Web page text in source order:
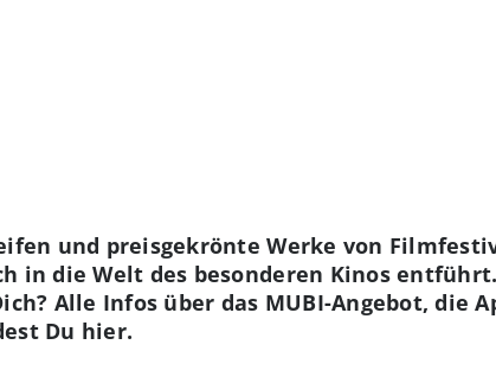
und preisgekrönte Werke von
in die Welt des besonderen Kinos entführt.
Alle Infos über das MUBI-Angebot, die
Du hier.